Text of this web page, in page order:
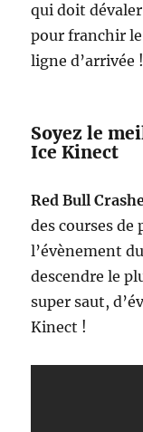
qui doit
pour franchir
ligne d’arrivée !
Soyez le
Ice Kinect
Red Bull
des courses de
l’évènement
descendre le
super saut,
Kinect !